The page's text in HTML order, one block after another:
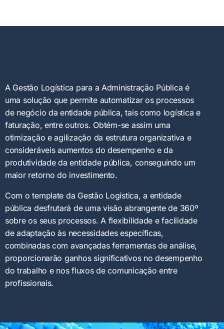
A Gestão Logística para a Administração Pública é
uma solução que permite automatizar os processos
de negócio da entidade pública, tais como logística e
faturação, entre outros. Obtém-se assim uma
otimização e agilização da estrutura organizativa e
consideráveis aumentos do desempenho e da
produtividade da entidade pública, conseguindo um
maior retorno do investimento.
Com o template da Gestão Logística, a entidade
pública desfrutará de uma visão abrangente de 360º
sobre os seus processos. A flexibilidade e facilidade
de adaptação às necessidades específicas,
combinadas com avançadas ferramentas de análise,
proporcionarão ganhos significativos no desempenho
do trabalho e nos fluxos de comunicação entre
profissionais.